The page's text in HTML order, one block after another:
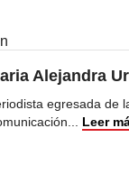
Alejandra
egresada de
... Leer